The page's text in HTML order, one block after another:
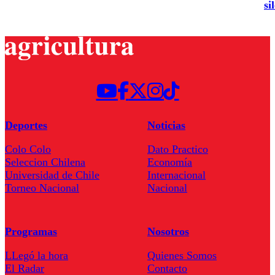
Deportes
Colo Colo
Seleccion Chilena
Universidad de Chile
Torneo Nacional
Noticias
Dato Practico
Economía
Internacional
Nacional
Programas
LLegó la hora
El Radar
Nosotros
Quienes Somos
Contacto